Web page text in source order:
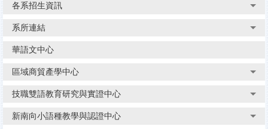
各系招生資訊
系所連結
華語文中心
區域商貿產學中心
技職雙語教育研究與實證中心
新南向小語種教學與認證中心